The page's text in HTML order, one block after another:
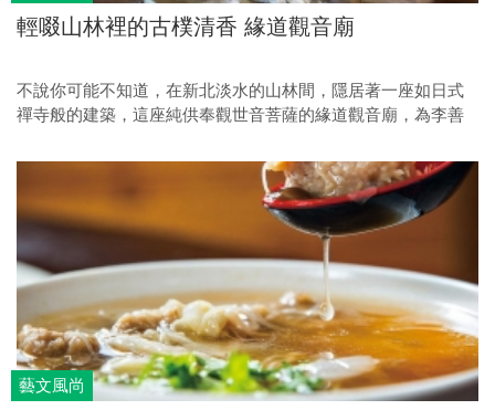
輕啜山林裡的古樸清香 緣道觀音廟
不說你可能不知道，在新北淡水的山林間，隱居著一座如日式
禪寺般的建築，這座純供奉觀世音菩薩的緣道觀音廟，為李善
已，是要當作藝術品來展現。」
藝文風尚